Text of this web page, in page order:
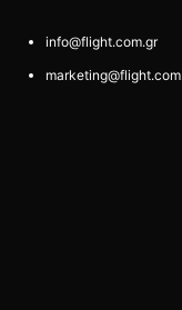
info@flight.com.gr